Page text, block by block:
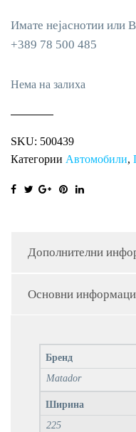
Имате нејаснотии или
+389 78 500 485
Нема на залиха
SKU: 500439
Категории Автомобили,
Дополнителни
Основни
Бренд
Matador
Ширина
225